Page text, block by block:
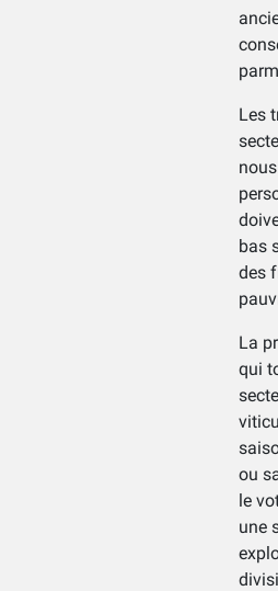
Les
bas
des
La
qui
ou
le
une